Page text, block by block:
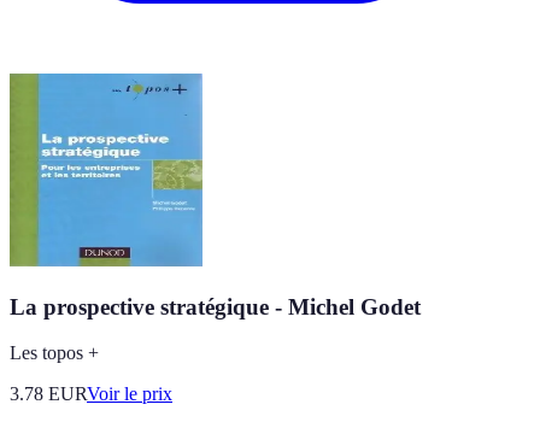
La prospective stratégique - Michel Godet
Les topos +
3.78 EURVoir le prix